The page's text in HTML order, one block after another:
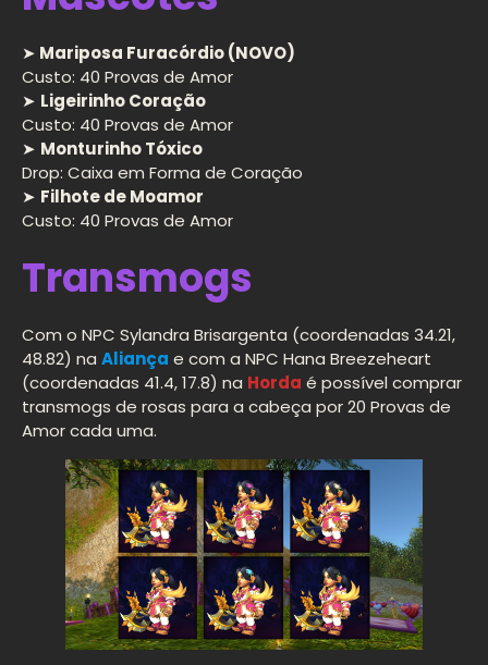
➤ Mariposa Furacórdio (NOVO)
Custo: 40 Provas de Amor
➤ Ligeirinho Coração
Custo: 40 Provas de Amor
➤ Monturinho Tóxico
Drop: Caixa em Forma de Coração
➤ Filhote de Moamor
Custo: 40 Provas de Amor
Transmogs
Com o NPC Sylandra Brisargenta (coordenadas 34.21,
48.82) na Aliança e com a NPC Hana Breezeheart
(coordenadas 41.4, 17.8) na Horda é possível comprar
transmogs de rosas para a cabeça por 20 Provas de
Amor cada uma.